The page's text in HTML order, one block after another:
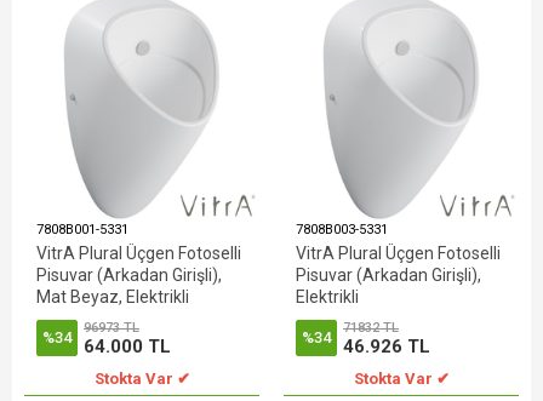
7808B001-5331
VitrA Plural Üçgen Fotoselli
Pisuvar (Arkadan Girişli),
Mat Beyaz, Elektrikli
%34
96973 TL
64.000 TL
Stokta Var ✔
7808B003-5331
VitrA Plural Üçgen Fotoselli
Pisuvar (Arkadan Girişli),
Elektrikli
%34
71832 TL
46.926 TL
Stokta Var ✔